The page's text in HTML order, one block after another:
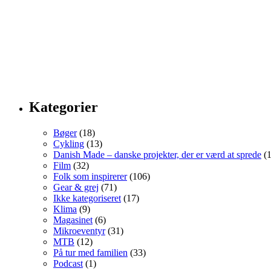
Kategorier
Bøger(18)
Cykling (13)
Danish Made – danske projekter, der er værd at sprede
Film (32)
Folk som inspirerer(106)
Gear & grej (71)
Ikke kategoriseret (17)
Klima (9)
Magasinet (6)
Mikroeventyr(31)
MTB (12)
På tur med familien (33)
Podcast (1)